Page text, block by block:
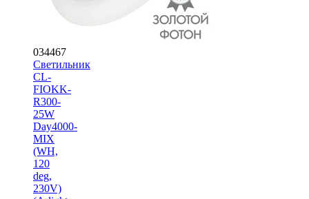
034467
Светильник
CL-
FIOKK-
R300-
25W
Day4000-
MIX
(WH,
120
deg,
230V)